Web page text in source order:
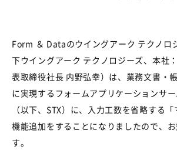
Form ＆ Dataのウイングアーク テクノロ
下ウイングアーク テクノロジーズ、本
表取締役社長 内野弘幸）は、業務文書・
に実現するフォームアプリケーションサ
（以下、STX）に、入力工数を省略する
機能追加をすることになりましたので、
す。